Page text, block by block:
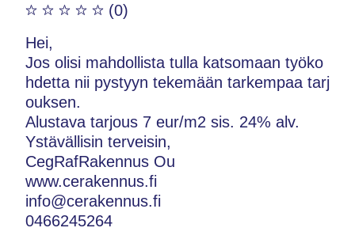
(0)
Hei,
Jos olisi mahdollista tulla katsomaan työko
hdetta nii pystyyn tekemään tarkempaa tarj
ouksen.
Alustava tarjous 7 eur/m2 sis. 24% alv.
Ystävällisin terveisin,
CegRafRakennus Ou
www.cerakennus.fi
info@cerakennus.fi
0466245264